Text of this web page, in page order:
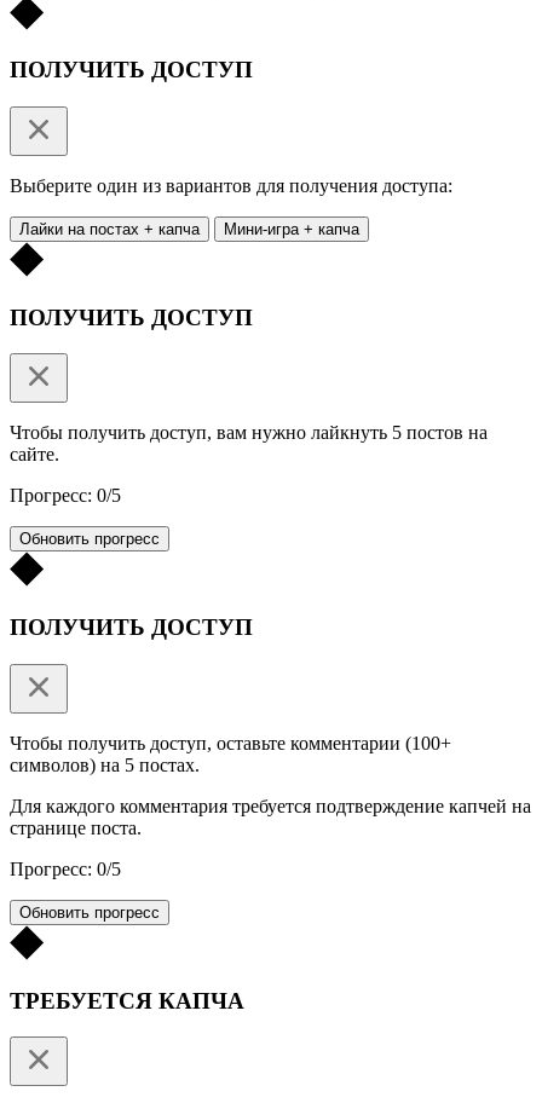
ПОЛУЧИТЬ ДОСТУП
Выберите один из вариантов для получения доступа:
Лайки на постах + капча Мини-игра + капча
ПОЛУЧИТЬ ДОСТУП
Чтобы получить доступ, вам нужно лайкнуть 5 постов на
сайте.
Прогресс: 0/5
Обновить прогресс
ПОЛУЧИТЬ ДОСТУП
Чтобы получить доступ, оставьте комментарии (100+
символов) на 5 постах.
Для каждого комментария требуется подтверждение капчей на
странице поста.
Прогресс: 0/5
Обновить прогресс
ТРЕБУЕТСЯ КАПЧА